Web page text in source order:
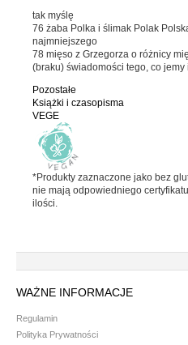
HERBATA, KAWA I KAKAO
Yerba Mate
Kawa mielona i ziarnista
Kawa zbożowa
Herbata
Kakao
Mąki i skrobie
Ryże i kasze
tak myślę
76 żaba Polka i ślimak Polak
najmniejszego
78 mięso z Grzegorza o różnicy
(braku) świadomości tego, co jemy
Pozostałe
Książki i czasopisma
VEGE
*Produkty zaznaczone jako bez
nie mają odpowiedniego
ilości.
WAŻNE INFORMACJE
Regulamin
Polityka Prywatności